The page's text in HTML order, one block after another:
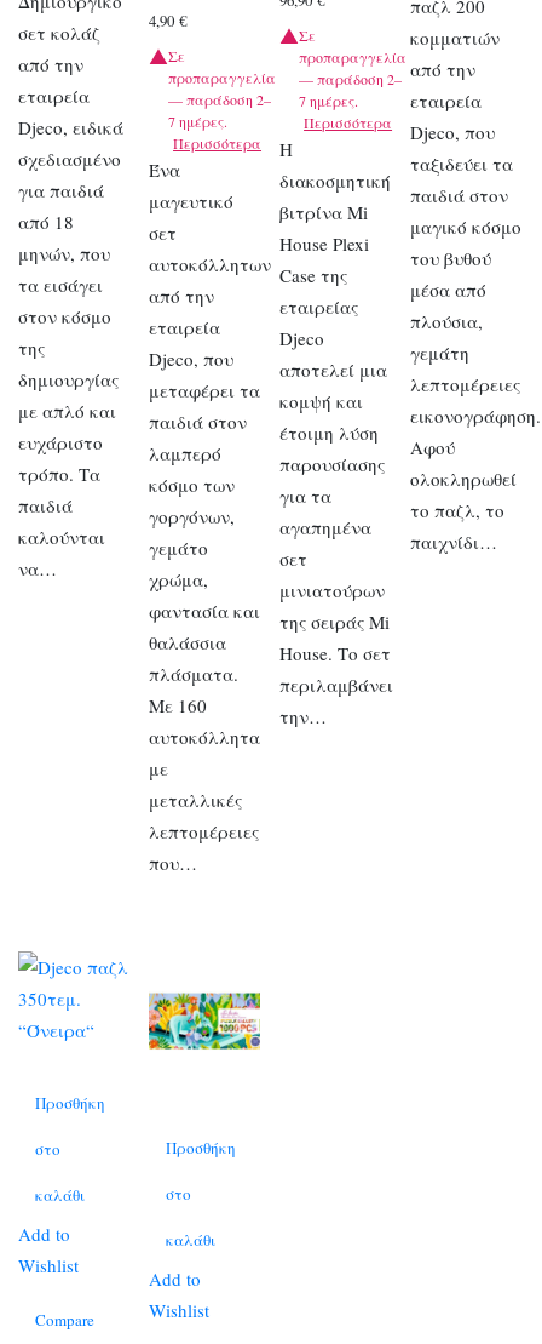
σετ κολάζ
από την
εταιρεία
Djeco, ειδικά
σχεδιασμένο
για παιδιά
από 18
μηνών, που
τα εισάγει
στον κόσμο
της
δημιουργίας
με απλό και
ευχάριστο
τρόπο. Τα
παιδιά
καλούνται
να…
4,90€
Σε
προπαραγγελία
— παράδοση 2–
7 ημέρες.
Περισσότερα
Ένα
μαγευτικό
σετ
αυτοκόλλητων
από την
εταιρεία
Djeco, που
μεταφέρει τα
παιδιά στον
λαμπερό
κόσμο των
γοργόνων,
γεμάτο
χρώμα,
φαντασία και
θαλάσσια
πλάσματα.
Με 160
αυτοκόλλητα
με
μεταλλικές
λεπτομέρειες
που…
Σε
προπαραγγελία
— παράδοση 2–
7 ημέρες.
Περισσότερα
Η
διακοσμητική
βιτρίνα Mi
House Plexi
Case της
εταιρείας
Djeco
αποτελεί μια
κομψή και
έτοιμη λύση
παρουσίασης
για τα
αγαπημένα
σετ
μινιατούρων
της σειράς Mi
House. Το σετ
περιλαμβάνει
την…
παζλ 200
κομματιών
από την
εταιρεία
Djeco, που
ταξιδεύει τα
παιδιά στον
μαγικό κόσμο
του βυθού
μέσα από
πλούσια,
γεμάτη
λεπτομέρειες
εικονογράφηση.
Αφού
ολοκληρωθεί
το παζλ, το
παιχνίδι…
Προσθήκη
στο
καλάθι
Add to
Wishlist
Compare
Προσθήκη
στο
καλάθι
Add to
Wishlist